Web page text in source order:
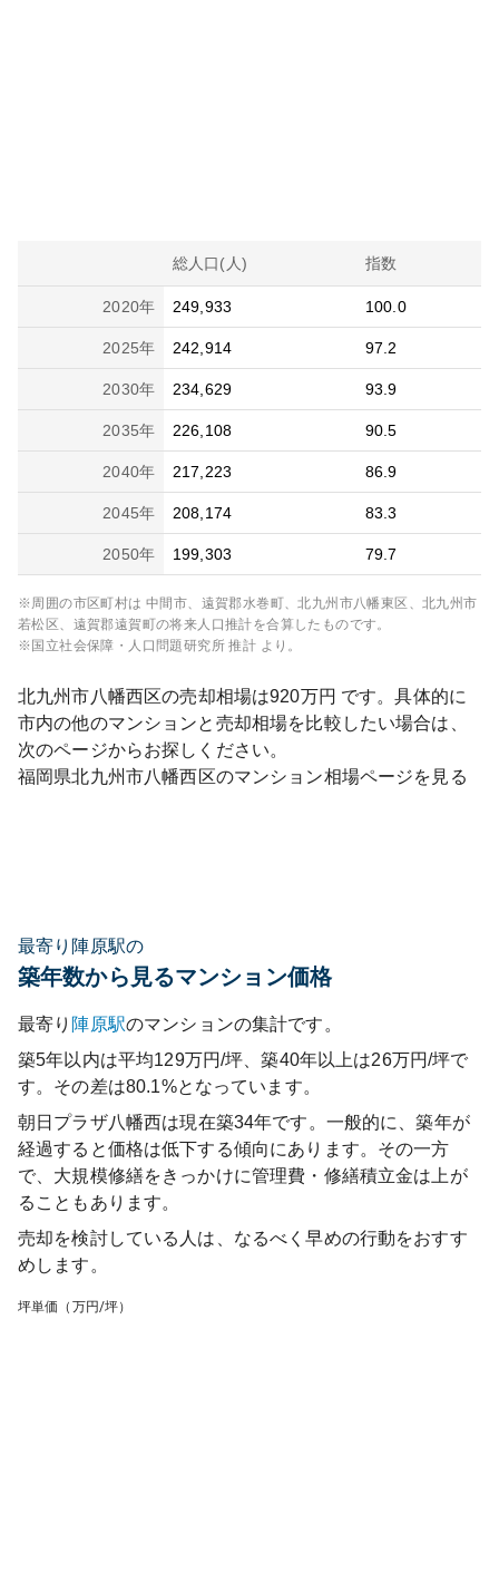
総人口(人) 指数
2020年 249,933 100.0
2025年 242,914 97.2
2030年 234,629 93.9
2035年 226,108 90.5
2040年 217,223 86.9
2045年 208,174 83.3
2050年 199,303 79.7
※周囲の市区町村は 中間市、遠賀郡水巻町、北九州市八幡東区、北九州市
若松区、遠賀郡遠賀町の将来人口推計を合算したものです。
※国立社会保障・人口問題研究所 推計 より。
北九州市八幡西区の売却相場は920万円 です。具体的に
市内の他のマンションと売却相場を比較したい場合は、
次のページからお探しください。
福岡県北九州市八幡西区のマンション相場ページを見る
最寄り陣原駅の
築年数から見るマンション価格
最寄り 陣原駅のマンションの集計です。
築5年以内は平均129万円/坪、築40年以上は26万円/坪で
す。その差は80.1%となっています。
朝日プラザ八幡西は現在築34年です。一般的に、築年が
経過すると価格は低下する傾向にあります。その一方
で、大規模修繕をきっかけに管理費・修繕積立金は上が
ることもあります。
売却を検討している人は、なるべく早めの行動をおすす
めします。
坪単価（万円/坪）